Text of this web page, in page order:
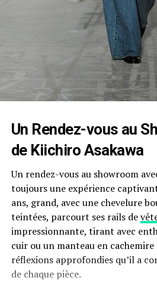
Un Rendez-vous au
de Kiichiro Asakawa
Un rendez-vous au showroom
toujours⁤ une expérience
ans, grand, avec une chevelure
teintées, parcourt ses rails de
⁢impressionnante, tirant ‌avec
cuir ou un ⁤manteau​ en
réflexions approfondies‌ qu’il a
de chaque pièce.